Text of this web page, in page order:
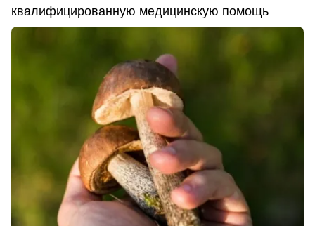
квалифицированную медицинскую помощь